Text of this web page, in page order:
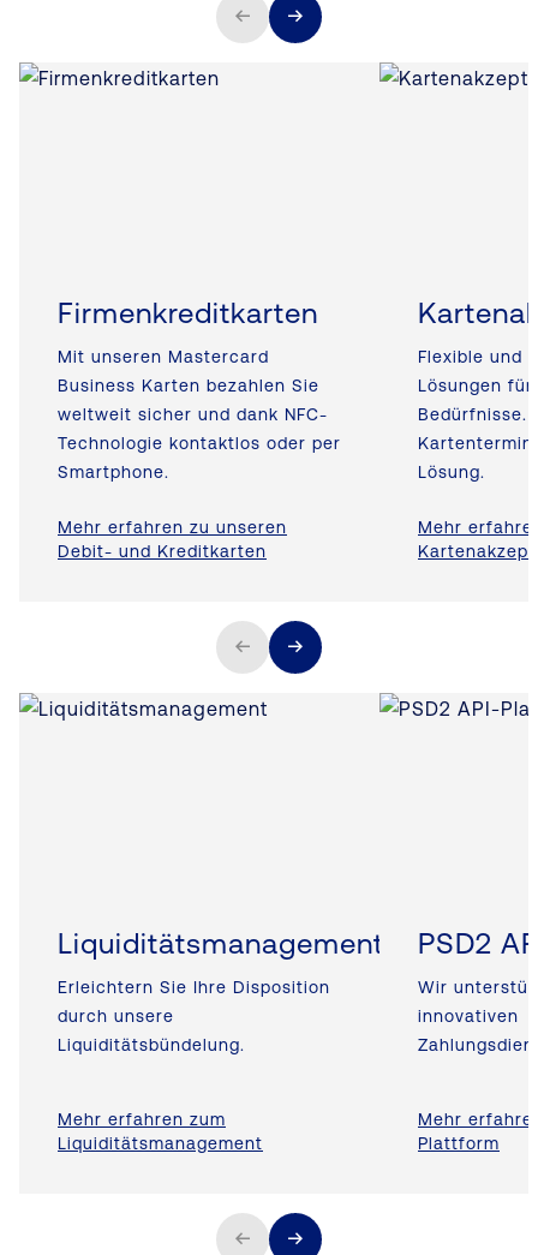
Firmenkreditkarten
Mit unseren Mastercard
Business Karten bezahlen Sie
weltweit sicher und dank NFC-
Technologie kontaktlos oder per
Smartphone.
Mehr erfahren zu unseren
Debit- und Kreditkarten
Flexible und
Lösungen
Bedürfnisse.
Lösung.
Mehr
Liquiditätsmanagement
Erleichtern Sie Ihre Disposition
durch unsere
Liquiditätsbündelung.
Mehr erfahren zum
Liquiditätsmanagement
PSD2
Wir
innovativen
Mehr
Plattform